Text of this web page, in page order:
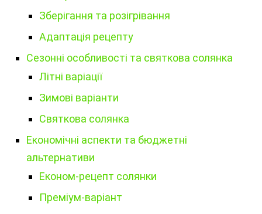
Зберігання та розігрівання
Адаптація рецепту
Сезонні особливості та святкова солянка
Літні варіації
Зимові варіанти
Святкова солянка
Економічні аспекти та бюджетні
альтернативи
Економ-рецепт солянки
Преміум-варіант